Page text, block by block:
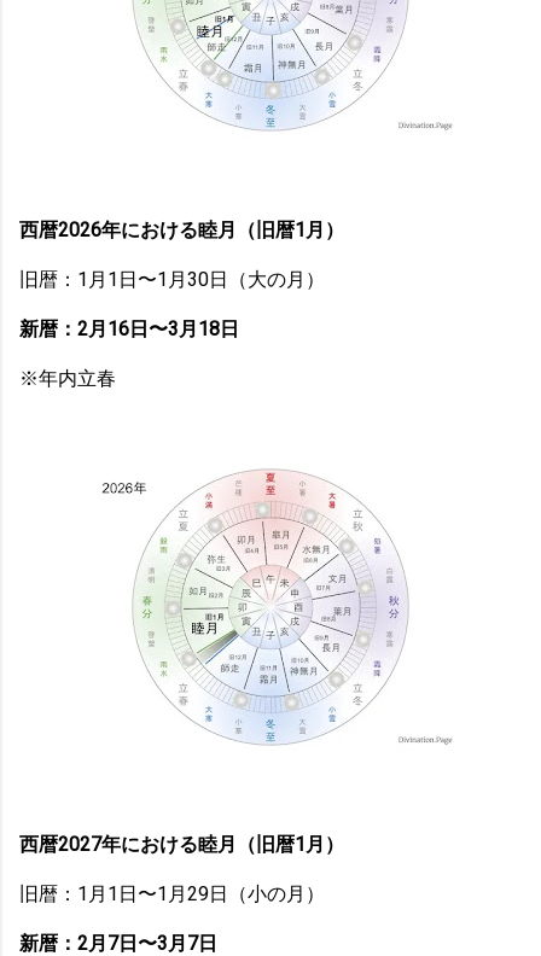
西暦2026年における睦月（旧暦1月）
旧暦：1月1日〜1月30日（大の月）
新暦：2月16日〜3月18日
※年内立春
西暦2027年における睦月（旧暦1月）
旧暦：1月1日〜1月29日（小の月）
新暦：2月7日〜3月7日